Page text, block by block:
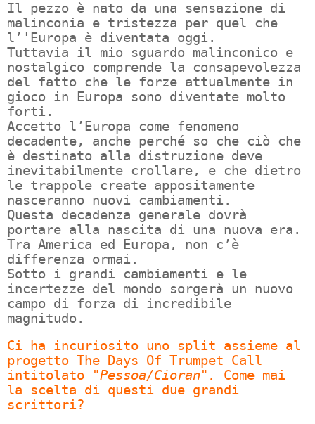
Il pezzo è nato da una sensazione di
malinconia e tristezza per quel che
l’'Europa è diventata oggi.
Tuttavia il mio sguardo malinconico e
nostalgico comprende la consapevolezza
del fatto che le forze attualmente in
gioco in Europa sono diventate molto
forti.
Accetto l’Europa come fenomeno
decadente, anche perché so che ciò che
è destinato alla distruzione deve
inevitabilmente crollare, e che dietro
le trappole create appositamente
nasceranno nuovi cambiamenti.
Questa decadenza generale dovrà
portare alla nascita di una nuova era.
Tra America ed Europa, non c’è
differenza ormai.
Sotto i grandi cambiamenti e le
incertezze del mondo sorgerà un nuovo
campo di forza di incredibile
magnitudo.
Ci ha incuriosito uno split assieme al
progetto The Days Of Trumpet Call
intitolato
"Pessoa/Cioran". Come mai
la scelta di questi due grandi
scrittori?